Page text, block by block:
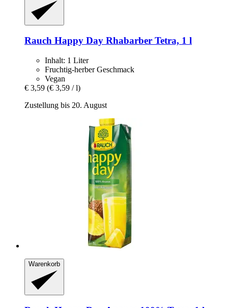
Rauch Happy Day Rhabarber Tetra, 1 l
Inhalt: 1 Liter
Fruchtig-herber Geschmack
Vegan
€ 3,59 (€ 3,59 / l)
Zustellung bis 20. August
Warenkorb